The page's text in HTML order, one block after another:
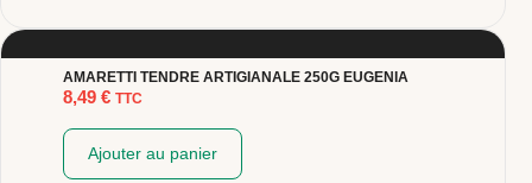
AMARETTI TENDRE ARTIGIANALE 250G EUGENIA
8,49 € TTC
Ajouter au panier